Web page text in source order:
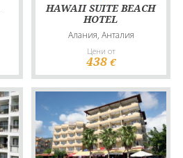
HAWAII SUITE BEACH
HOTEL
Алания, Анталия
Цени от
438 €